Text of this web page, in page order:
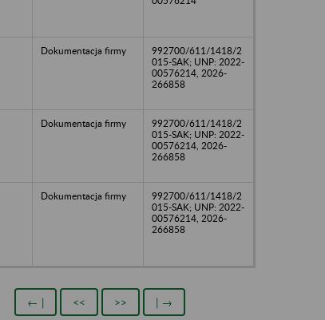
Dokumentacja firmy
992700/611/1418/2
015-SAK; UNP: 2022-
00576214, 2026-
266858
Dokumentacja firmy
992700/611/1418/2
015-SAK; UNP: 2022-
00576214, 2026-
266858
Dokumentacja firmy
992700/611/1418/2
015-SAK; UNP: 2022-
00576214, 2026-
266858
← | << >> | →